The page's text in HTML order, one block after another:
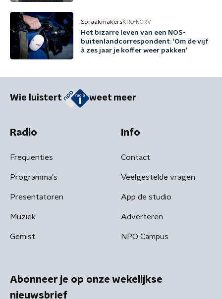
SpraakmakersKRO-NCRV
Het bizarre leven van een NOS-
buitenlandcorrespondent: 'Om de vijf
à zes jaar je koffer weer pakken'
Wie luistert weet meer
Radio
Frequenties
Programma's
Presentatoren
Muziek
Gemist
Info
Contact
Veelgestelde vragen
App de studio
Adverteren
NPO Campus
Abonneer je op onze wekelijkse
nieuwsbrief